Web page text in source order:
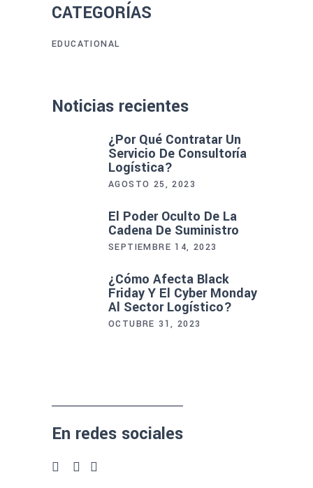
CATEGORÍAS
EDUCATIONAL
Noticias recientes
¿Por Qué Contratar Un
Servicio De Consultoría
Logística?
AGOSTO 25, 2023
El Poder Oculto De La
Cadena De Suministro
SEPTIEMBRE 14, 2023
¿Cómo Afecta Black
Friday Y El Cyber Monday
Al Sector Logístico?
OCTUBRE 31, 2023
En redes sociales